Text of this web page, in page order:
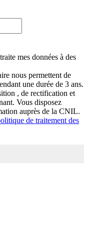
traite mes données à des
nous permettent de
une durée de 3 ans.
, de rectification et
Vous disposez
auprès de la CNIL.
de traitement des